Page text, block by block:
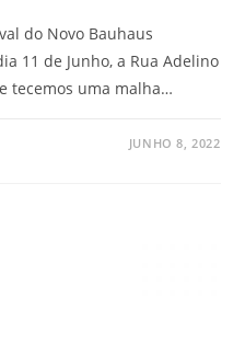
do Novo Bauhaus
11 de Junho, a Rua Adelino
tecemos uma malha…
JUNHO 8, 2022